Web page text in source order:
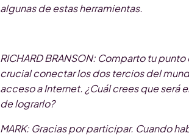
algunas de estas herramientas.
RICHARD BRANSON: Comparto tu punto
crucial conectar los dos tercios del
acceso a Internet. ¿Cuál crees que será
de lograrlo?
MARK: Gracias por participar. Cuando